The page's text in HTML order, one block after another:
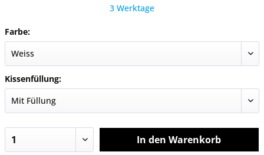
3 Werktage
Farbe:
Kissenfüllung:
In den Warenkorb